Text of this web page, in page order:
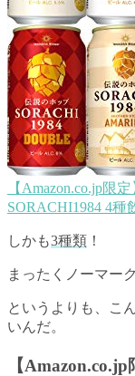
【Amazon.co.jp限
SORACHI1984 4種
しかも3種類 ！
まったくノーマー
というよりも、こ
いんだ。
【